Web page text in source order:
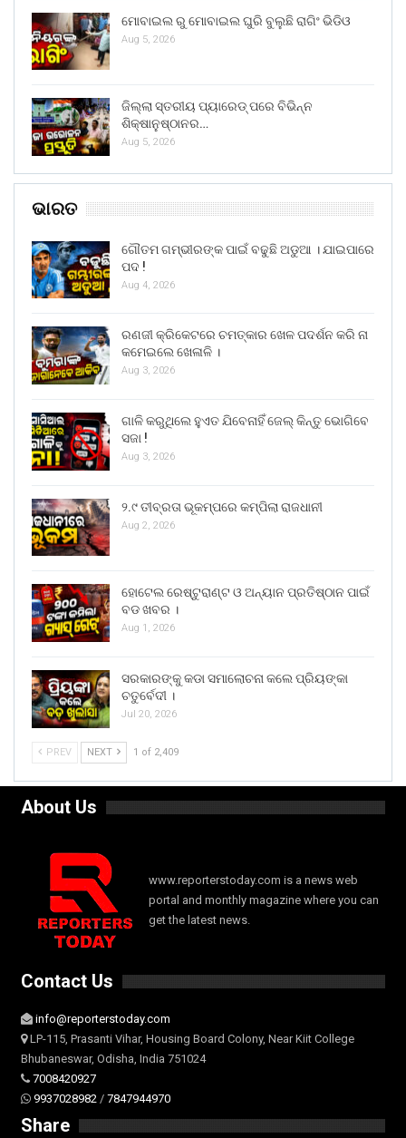
ମୋବାଇଲ ରୁ ମୋବାଇଲ ଘୁରି ବୁଲୁଛି ରାଗିଂ ଭିଡିଓ
Aug 5, 2026
ଜିଲ୍ଲା ସ୍ତରୀୟ ପ୍ୟାରେଡ୍ ପରେ ବିଭିନ୍ନ
ଶିକ୍ଷାନୁଷ୍ଠାନର…
Aug 5, 2026
ଭାରତ
ଗୌତମ ଗମ୍ଭୀରଙ୍କ ପାଇଁ ବଢୁଛି ଅଡୁଆ । ଯାଇପାରେ
ପଦ !
Aug 4, 2026
ରଣଜୀ କ୍ରିକେଟରେ ଚମତ୍କାର ଖେଳ ପଦର୍ଶନ କରି ନା
କମେଇଲେ ଖେଳାଳି ।
Aug 3, 2026
ଗାଳି କରୁଥିଲେ ହୁଏତ ଯିବେନାହିଁ ଜେଲ୍ କିନ୍ତୁ ଭୋଗିବେ
ସଜା !
Aug 3, 2026
୨.୯ ତୀବ୍ରତା ଭୂକମ୍ପରେ କମ୍ପିଲା ରାଜଧାନୀ
Aug 2, 2026
ହୋଟେଲ ରେଷ୍ଟୁରାଣ୍ଟ ଓ ଅନ୍ୟାନ ପ୍ରତିଷ୍ଠାନ ପାଇଁ
ବଡ ଖବର ।
Aug 1, 2026
ସରକାରଙ୍କୁ କଡା ସମାଲୋଚନା କଲେ ପ୍ରିୟଙ୍କା
ଚତୁର୍ବେଦୀ ।
Jul 20, 2026
PREV NEXT 1 of 2,409
About Us
www.reporterstoday.com is a news web
portal and monthly magazine where you can
get the latest news.
Contact Us
info@reporterstoday.com
LP-115, Prasanti Vihar, Housing Board Colony, Near Kiit College
Bhubaneswar, Odisha, India 751024
7008420927
9937028982 / 7847944970
Share